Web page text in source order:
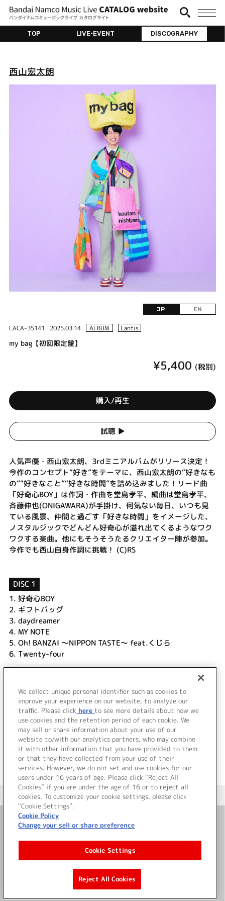
TOP LIVE•EVENT DISCOGRAPHY
西山宏太朗
JP EN
LACA-35141 2025.03.14 ALBUM Lantis
my bag【初回限定盤】
¥5,400 (税別)
購入/再生
試聴 ▶︎
人気声優・西山宏太朗、3rdミニアルバムがリリース決定！
今作のコンセプト“好き”をテーマに、西山宏太朗の“好きなも
の”“好きなこと”“好きな時間”を詰め込みました！リード曲
「好奇心BOY」は作詞・作曲を堂島孝平、編曲は堂島孝平、
斉藤伸也(ONIGAWARA)が手掛け、何気ない毎日、いつも見
ている風景、仲間と過ごす「好きな時間」をイメージした、
ノスタルジックでどんどん好奇心が溢れ出てくるようなワク
ワクする楽曲。他にもそうそうたるクリエイター陣が参加。
今作でも西山自身作詞に挑戦！ (C)RS
DISC 1
1. 好奇心BOY
2. ギフトバッグ
3. daydreamer
4. MY NOTE
5. Oh! BANZAI ～NIPPON TASTE～ feat.くじら
6. Twenty-four
好奇心BOY ～Music Video～
好奇心BOY ～Behind The Scenes～
＜ BACK
＜ カタログサイト トップページへ
お問い合わせ
サイト利用について
©Bandai Namco Music Live Inc.
We collect unique personal identifier such as cookies to
improve your experience on our website, to analyze our
traffic. Please click here to see more details about how we
use cookies and the retention period of each cookie. We
may sell or share information about your use of our
website to/with our analytics partners, who may combine
it with other information that you have provided to them
or that they have collected from your use of their
services. However, we do not set and use cookies for our
users under 16 years of age. Please click “Reject All
Cookies” if you are under the age of 16 or to reject all
cookies. To customize your cookie settings, please click
“Cookie Settings”.
Cookie Policy
Change your sell or share preference
Cookie Settings
Reject All Cookies